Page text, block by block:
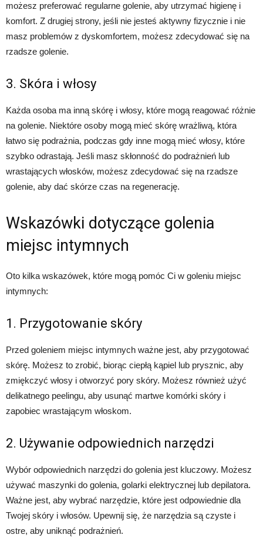
możesz preferować regularne golenie, aby utrzymać higienę i
komfort. Z drugiej strony, jeśli nie jesteś aktywny fizycznie i nie
masz problemów z dyskomfortem, możesz zdecydować się na
rzadsze golenie.
3. Skóra i włosy
Każda osoba ma inną skórę i włosy, które mogą reagować różnie
na golenie. Niektóre osoby mogą mieć skórę wrażliwą, która
łatwo się podrażnia, podczas gdy inne mogą mieć włosy, które
szybko odrastają. Jeśli masz skłonność do podrażnień lub
wrastających włosków, możesz zdecydować się na rzadsze
golenie, aby dać skórze czas na regenerację.
Wskazówki dotyczące golenia
miejsc intymnych
Oto kilka wskazówek, które mogą pomóc Ci w goleniu miejsc
intymnych:
1. Przygotowanie skóry
Przed goleniem miejsc intymnych ważne jest, aby przygotować
skórę. Możesz to zrobić, biorąc ciepłą kąpiel lub prysznic, aby
zmiękczyć włosy i otworzyć pory skóry. Możesz również użyć
delikatnego peelingu, aby usunąć martwe komórki skóry i
zapobiec wrastającym włoskom.
2. Używanie odpowiednich narzędzi
Wybór odpowiednich narzędzi do golenia jest kluczowy. Możesz
używać maszynki do golenia, golarki elektrycznej lub depilatora.
Ważne jest, aby wybrać narzędzie, które jest odpowiednie dla
Twojej skóry i włosów. Upewnij się, że narzędzia są czyste i
ostre, aby uniknąć podrażnień.